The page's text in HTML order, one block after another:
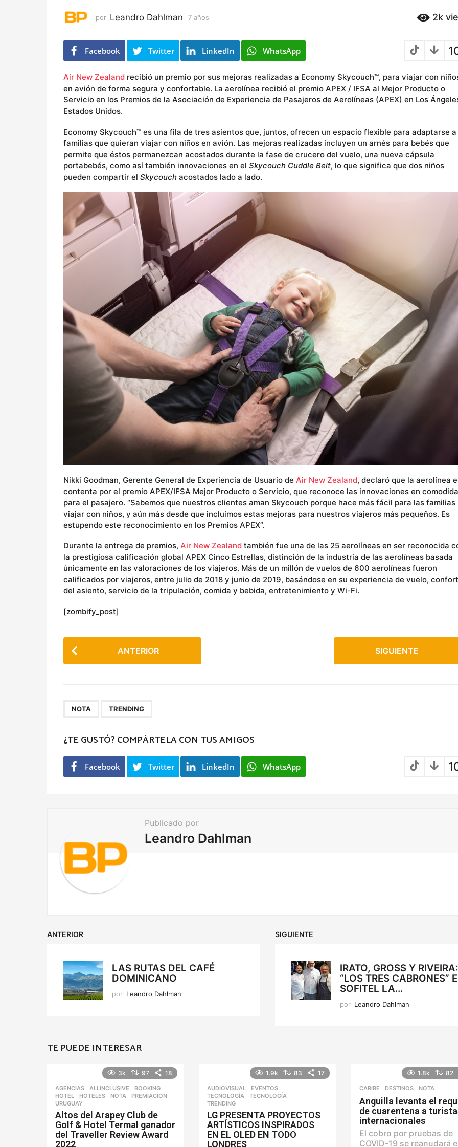
s
por Leandro Dahlman 7 años
s
2k
Facebook Twitter LinkedIn WhatsApp
Air New Zealand recibió un premio por sus mejoras realizadas a Economy Skycouch™, para viajar con
en avión de forma segura y confortable. La aerolínea recibió el premio APEX / IFSA al Mejor Producto o
Servicio en los Premios de la Asociación de Experiencia de Pasajeros de Aerolíneas (APEX) en Los
Estados Unidos.
Economy Skycouch™ es una fila de tres asientos que, juntos, ofrecen un espacio flexible para adaptarse a
familias que quieran viajar con niños en avión. Las mejoras realizadas incluyen un arnés para bebés que
permite que éstos permanezcan acostados durante la fase de crucero del vuelo, una nueva cápsula
portabebés, como así también innovaciones en el Skycouch Cuddle Belt, lo que significa que dos niños
pueden compartir el Skycouch acostados lado a lado.
Nikki Goodman, Gerente General de Experiencia de Usuario de Air New Zealand, declaró que la aerolínea
contenta por el premio APEX/IFSA Mejor Producto o Servicio, que reconoce las innovaciones en
para el pasajero. “Sabemos que nuestros clientes aman Skycouch porque hace más fácil para las familias
viajar con niños, y aún más desde que incluimos estas mejoras para nuestros viajeros más pequeños. Es
estupendo este reconocimiento en los Premios APEX”.
Durante la entrega de premios, Air New Zealand también fue una de las 25 aerolíneas en ser reconocida
la prestigiosa calificación global APEX Cinco Estrellas, distinción de la industria de las aerolíneas basada
únicamente en las valoraciones de los viajeros. Más de un millón de vuelos de 600 aerolíneas fueron
calificados por viajeros, entre julio de 2018 y junio de 2019, basándose en su experiencia de vuelo, confort
del asiento, servicio de la tripulación, comida y bebida, entretenimiento y Wi-Fi.
[zombify_post]
P
o
P
g
i
n
a
n
ANTERIOR SIGUIENTE
NOTA TRENDING
¿TE GUSTÓ? COMPÁRTELA CON TUS AMIGOS
Facebook Twitter LinkedIn WhatsApp
Publicado por
Leandro Dahlman
ANTERIOR
LAS RUTAS DEL CAFÉ
DOMINICANO
por Leandro Dahlman
SIGUIENTE
IRATO, GROSS Y RIVEIRA:
“LOS TRES CABRONES”
SOFITEL LA...
por Leandro Dahlman
TE PUEDE INTERESAR
3k 97 18
AGENCIAS ALLINCLUSIVE ,BOOKING
HOTEL
,HOTELES ,NOTA ,PREMIACION
URUGUAY
Altos del Arapey Club de
Golf & Hotel Termal ganador
del Traveller Review Award
2022
1.9k 83 17
AUDIOVISUAL ,EVENTOS
TECNOLOGÍA
TECNOLOGÍA
TRENDING
LG PRESENTA PROYECTOS
ARTÍSTICOS INSPIRADOS
EN EL OLED EN TODO
LONDRES
1.8k 82
CARIBE ,DESTINOS NOTA
Anguilla levanta el
de cuarentena a
internacionales
El cobro por pruebas de
COVID-19 se reanudará